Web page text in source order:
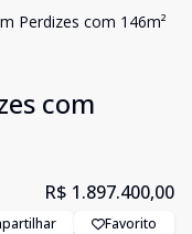
Perdizes com 146m²
com
R$ 1.897.400,00
Favorito